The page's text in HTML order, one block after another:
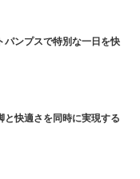
パンプスで特別な一日を快
快適さを同時に実現する